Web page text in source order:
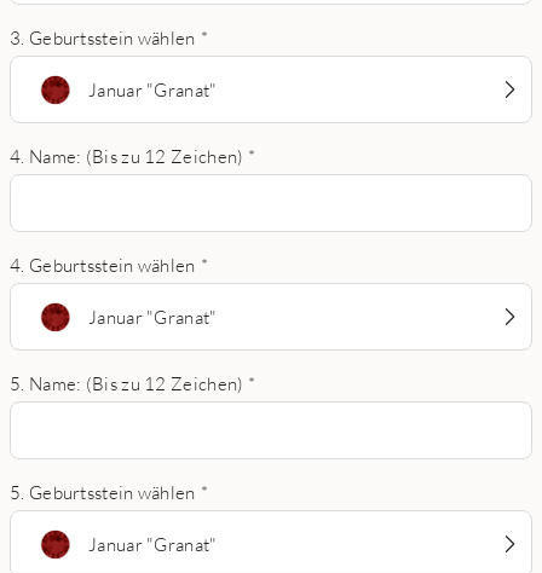
3. Geburtsstein wählen *
Januar "Granat"
4. Name: (Bis zu 12 Zeichen) *
4. Geburtsstein wählen *
Januar "Granat"
5. Name: (Bis zu 12 Zeichen) *
5. Geburtsstein wählen *
Januar "Granat"